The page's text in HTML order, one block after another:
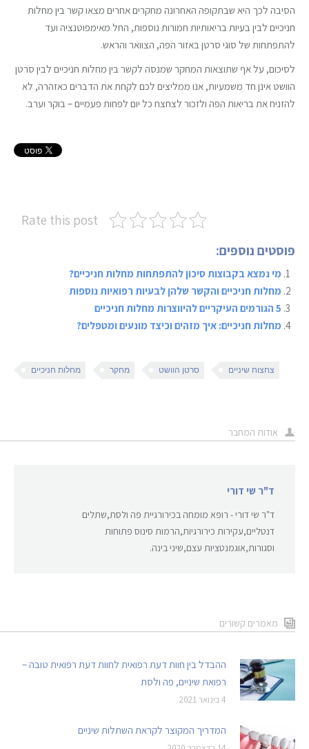
הסיבה לכך היא שבתקופה האחרונה מחקרים אחרים מצאו קשר בין מחלות
חניכיים לבין בעיות בריאותיות חמורות נוספות, החל מאימפוטנציה ועד
להתפתחות של סוגי סרטן באזור הפה, הצוואר והראש.
לסיכום, על אף שתוצאות המחקר שמנסה לקשר בין מחלות חניכיים לבין סרטן
הוושט אינן חד משמעיות, אנו ממליצים לכם לקחת את הדברים כאזהרה, לא
להזניח את בריאות הפה ולזכור לצחצח כל יום לפחות פעמיים – בוקר וערב.
Rate this post
פוסטים נוספים:
מי נמצא בקבוצות סיכון להתפתחות מחלות חניכיים?
מחלות חניכיים והקשר שלהן לבעיות רפואיות נוספות
5 הגורמים העיקריים להיווצרות מחלות חניכיים
מחלות חניכיים: איך מזהים וכיצד מונעים ומטפלים?
מחלות חניכיים מחקר סרטן הוושט צחצוח שיניים
אודות המחבר
ד"ר שי דורי
ד"ר שי דורי - רופא מומחה בכירורגיית פה ולסת,שתלים
דנטליים,עקירות כירורגיות,הרמות סינוס פתוחות
וסגורות,אוגמנטציות עצם,שיני בינה.
מאמרים קשורים
ההבדל בין חוות דעת רפואית לחוות דעת רפואית טובה –
רפואת שיניים, פה ולסת
4 בינואר 2021
המדריך המקוצר לקראת השתלות שיניים